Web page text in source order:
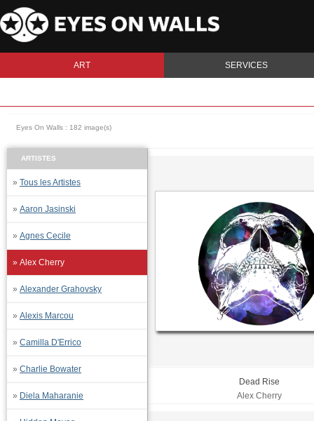
ART SERVICES
Eyes On Walls : 182 image(s)
ARTISTES
» Tous les Artistes
» Aaron Jasinski
» Agnes Cecile
» Alex Cherry
» Alexander Grahovsky
» Alexis Marcou
» Camilla D'Errico
» Charlie Bowater
» Diela Maharanie
Dead Rise
Alex Cherry